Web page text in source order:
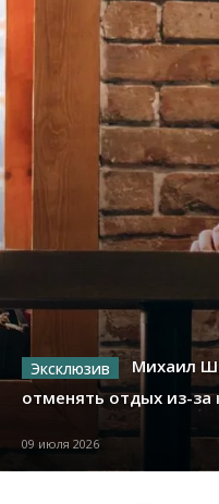
Михаил
отменять отдых из-за
09 июля 2026